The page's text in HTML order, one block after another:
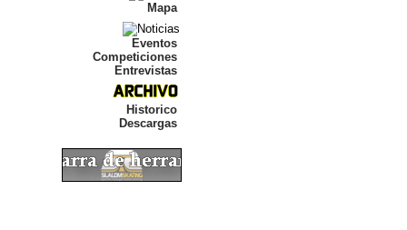
Mapa
Eventos
Competiciones
Entrevistas
Historico
Descargas